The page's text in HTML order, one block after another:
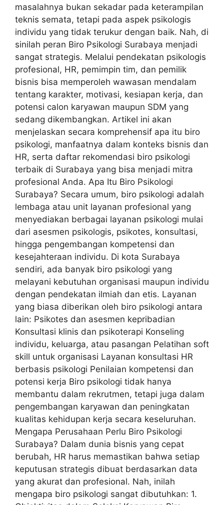
masalahnya bukan sekadar pada keterampilan
teknis semata, tetapi pada aspek psikologis
individu yang tidak terukur dengan baik. Nah, di
sinilah peran Biro Psikologi Surabaya menjadi
sangat strategis. Melalui pendekatan psikologis
profesional, HR, pemimpin tim, dan pemilik
bisnis bisa memperoleh wawasan mendalam
tentang karakter, motivasi, kesiapan kerja, dan
potensi calon karyawan maupun SDM yang
sedang dikembangkan. Artikel ini akan
menjelaskan secara komprehensif apa itu biro
psikologi, manfaatnya dalam konteks bisnis dan
HR, serta daftar rekomendasi biro psikologi
terbaik di Surabaya yang bisa menjadi mitra
profesional Anda. Apa Itu Biro Psikologi
Surabaya? Secara umum, biro psikologi adalah
lembaga atau unit layanan profesional yang
menyediakan berbagai layanan psikologi mulai
dari asesmen psikologis, psikotes, konsultasi,
hingga pengembangan kompetensi dan
kesejahteraan individu. Di kota Surabaya
sendiri, ada banyak biro psikologi yang
melayani kebutuhan organisasi maupun individu
dengan pendekatan ilmiah dan etis. Layanan
yang biasa diberikan oleh biro psikologi antara
lain: Psikotes dan asesmen kepribadian
Konsultasi klinis dan psikoterapi Konseling
individu, keluarga, atau pasangan Pelatihan soft
skill untuk organisasi Layanan konsultasi HR
berbasis psikologi Penilaian kompetensi dan
potensi kerja Biro psikologi tidak hanya
membantu dalam rekrutmen, tetapi juga dalam
pengembangan karyawan dan peningkatan
kualitas kehidupan kerja secara keseluruhan.
Mengapa Perusahaan Perlu Biro Psikologi
Surabaya? Dalam dunia bisnis yang cepat
berubah, HR harus memastikan bahwa setiap
keputusan strategis dibuat berdasarkan data
yang akurat dan profesional. Nah, inilah
mengapa biro psikologi sangat dibutuhkan: 1.